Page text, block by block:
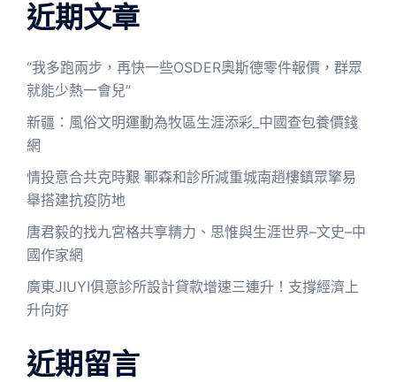
近期文章
“我多跑兩步，再快一些OSDER奧斯德零件報價，群眾
就能少熱一會兒”
新疆：風俗文明運動為牧區生涯添彩_中國查包養價錢
網
情投意合共克時艱 鄆森和診所減重城南趙樓鎮眾擎易
舉搭建抗疫防地
唐君毅的找九宮格共享精力、思惟與生涯世界–文史–中
國作家網
廣東JIUYI俱意診所設計貸款增速三連升！支撐經濟上
升向好
近期留言